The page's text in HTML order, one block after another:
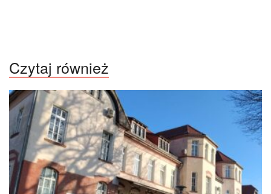
Czytaj również